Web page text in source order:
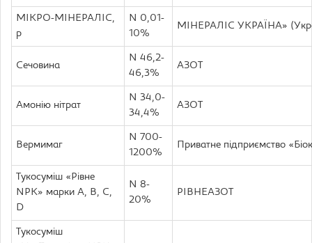
МІКРО-МІНЕРАЛІС,
р
N 0,01-
10%
МІНЕРАЛІС УКРАЇНА»
Сечовина
N 46,2-
46,3%
АЗОТ
Амонію нітрат
N 34,0-
34,4%
АЗОТ
Вермимаг
N 700-
1200%
Приватне підприємство
Тукосуміш «Рівне
NPK» марки А, В, С,
D
N 8-
20%
РІВНЕАЗОТ
Тукосуміш